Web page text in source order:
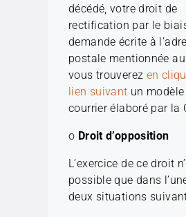
décédé, votre droit de
rectification par le
demande écrite à
postale mentionnée
vous trouverez en
lien suivant un modèle
courrier élaboré par la
o Droit d’opposition
L’exercice de ce droit
possible que dans
deux situations